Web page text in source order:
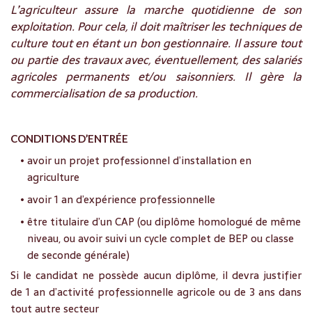
L’agriculteur assure la marche quotidienne de son
exploitation. Pour cela, il doit maîtriser les techniques de
culture tout en étant un bon gestionnaire. Il assure tout
ou partie des travaux avec, éventuellement, des salariés
agricoles permanents et/ou saisonniers. Il gère la
commercialisation de sa production.
CONDITIONS D’ENTRÉE
• avoir un projet professionnel d’installation en
agriculture
• avoir 1 an d’expérience professionnelle
• être titulaire d’un CAP (ou diplôme homologué de même
niveau, ou avoir suivi un cycle complet de BEP ou classe
de seconde générale)
Si le candidat ne possède aucun diplôme, il devra justifier
de 1 an d’activité professionnelle agricole ou de 3 ans dans
tout autre secteur